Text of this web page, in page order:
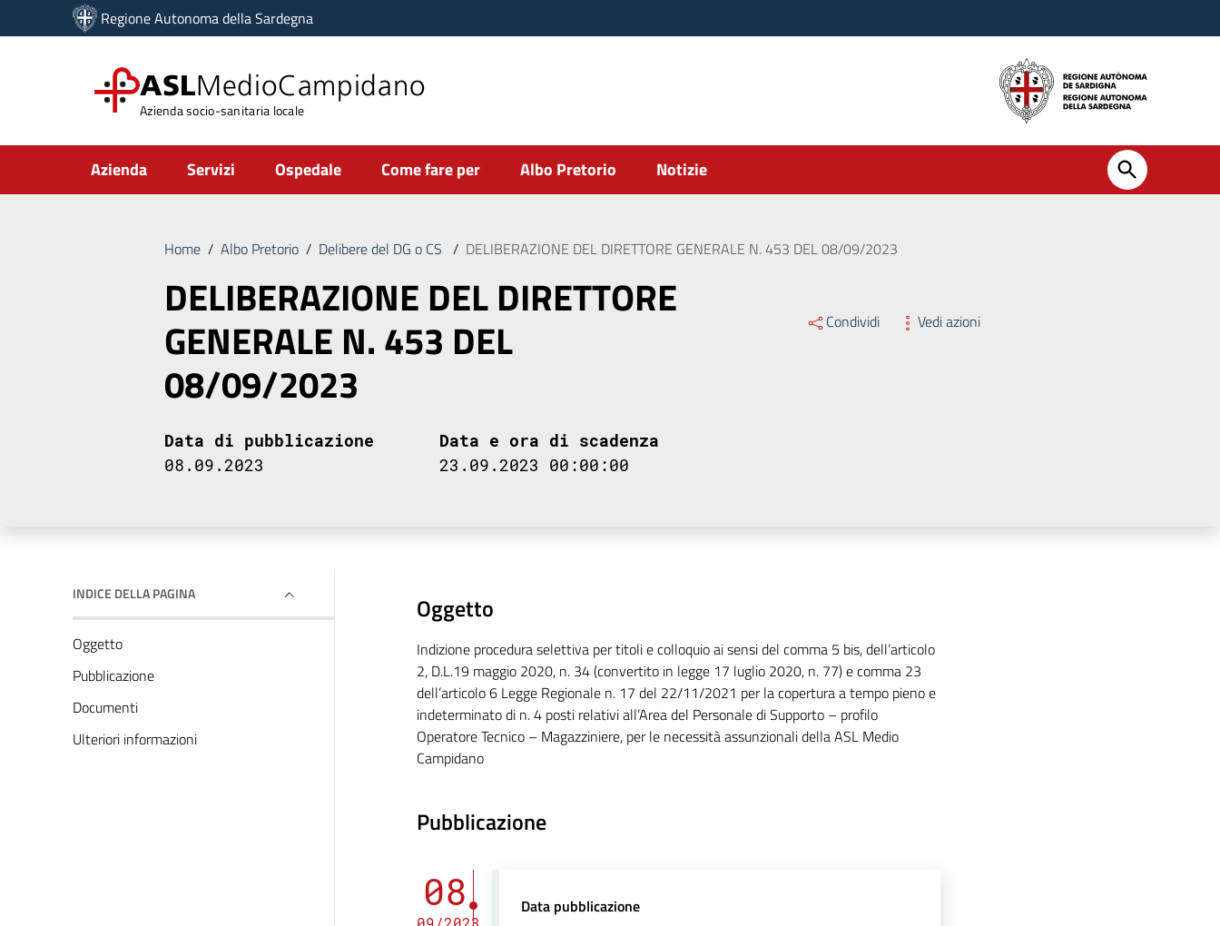
Vai ai contenuti
Vai al menu di navigazione
Regione Autonoma della Sardegna
ASLMedioCampidano
Azienda socio-sanitaria locale
Submenu
Azienda Servizi Ospedale Come fare per Albo Pretorio Notizie
Home / Albo Pretorio / Delibere del DG o CS / DELIBERAZIONE DEL DIRETTORE GENERALE N. 453 DEL 08/09/2023
DELIBERAZIONE DEL DIRETTORE
GENERALE N. 453 DEL
08/09/2023
Condividi Vedi azioni
Data di pubblicazione
08.09.2023
Data e ora di scadenza
23.09.2023 00:00:00
INDICE DELLA PAGINA
Oggetto
Pubblicazione
Documenti
Ulteriori informazioni
Oggetto
Indizione procedura selettiva per titoli e colloquio ai sensi del comma 5 bis, dell’articolo
2, D.L.19 maggio 2020, n. 34 (convertito in legge 17 luglio 2020, n. 77) e comma 23
dell’articolo 6 Legge Regionale n. 17 del 22/11/2021 per la copertura a tempo pieno e
indeterminato di n. 4 posti relativi all’Area del Personale di Supporto – profilo
Operatore Tecnico – Magazziniere, per le necessità assunzionali della ASL Medio
Campidano
Pubblicazione
08 Data pubblicazione